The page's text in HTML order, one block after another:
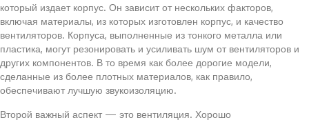
который издает корпус. Он зависит от нескольких факторов,
включая материалы, из которых изготовлен корпус, и качество
вентиляторов. Корпуса, выполненные из тонкого металла или
пластика, могут резонировать и усиливать шум от вентиляторов и
других компонентов. В то время как более дорогие модели,
сделанные из более плотных материалов, как правило,
обеспечивают лучшую звукоизоляцию.
Второй важный аспект — это вентиляция. Хорошо